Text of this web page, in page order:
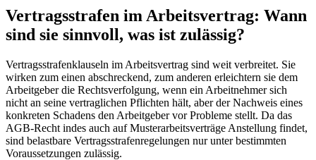
Vertragsstrafen im Arbeitsvertrag: Wann
sind sie sinnvoll, was ist zulässig?
Vertragsstrafenklauseln im Arbeitsvertrag sind weit verbreitet. Sie
wirken zum einen abschreckend, zum anderen erleichtern sie dem
Arbeitgeber die Rechtsverfolgung, wenn ein Arbeitnehmer sich
nicht an seine vertraglichen Pflichten hält, aber der Nachweis eines
konkreten Schadens den Arbeitgeber vor Probleme stellt. Da das
AGB-Recht indes auch auf Musterarbeitsverträge Anstellung findet,
sind belastbare Vertragsstrafenregelungen nur unter bestimmten
Voraussetzungen zulässig.